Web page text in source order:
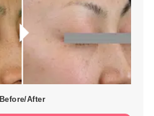
Before/After